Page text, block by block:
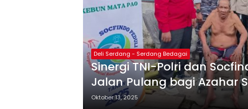
Deli Serdang - Serdang Bedagai
Sinergi TNI-Polri dan
Jalan Pulang bagi Azahar
Oktober 13, 2025